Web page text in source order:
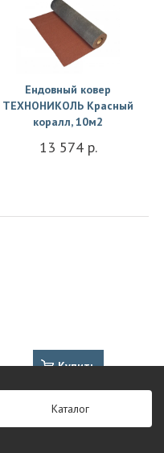
Ендовный ковер
ТЕХНОНИКОЛЬ Красный
коралл, 10м2
13 574 р.
Купить
Каталог